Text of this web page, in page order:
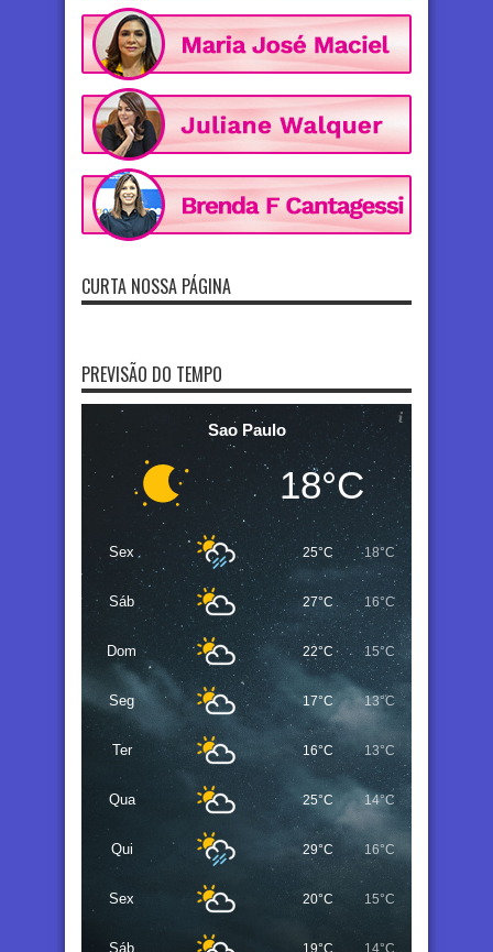
CURTA NOSSA PÁGINA
PREVISÃO DO TEMPO
Sao Paulo
18°C
Sex 25°C 18°C
Sáb 27°C 16°C
Dom 22°C 15°C
Seg 17°C 13°C
Ter 16°C 13°C
Qua 25°C 14°C
Qui 29°C 16°C
Sex 20°C 15°C
Sáb 19°C 14°C